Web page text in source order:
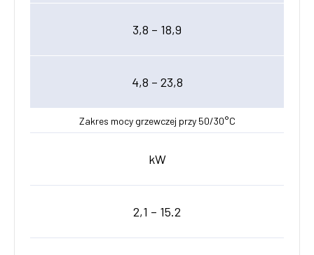
3,8 – 18,9
4,8 – 23,8
Zakres mocy grzewczej przy 50/30°C
kW
2,1 – 15.2